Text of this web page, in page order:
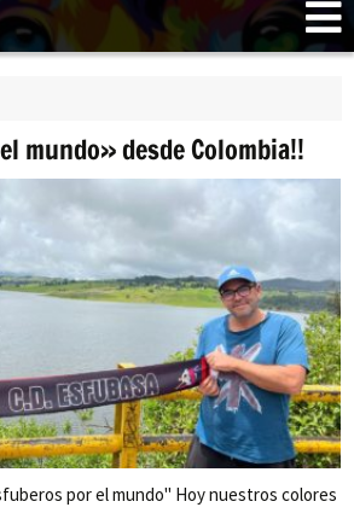
mundo» desde Colombia!!
por el mundo" Hoy nuestros colores